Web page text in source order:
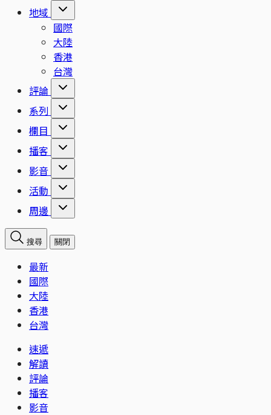
地域
國際
大陸
香港
台灣
評論
系列
欄目
播客
影音
活動
周邊
搜尋 關閉
最新
國際
大陸
香港
台灣
速遞
解讀
評論
播客
影音